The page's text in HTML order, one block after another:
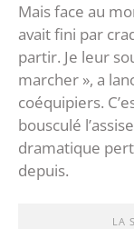
Mais face au
avait fini par
partir. Je leur
marcher », a
coéquipiers.
bousculé
dramatique
depuis.
LA